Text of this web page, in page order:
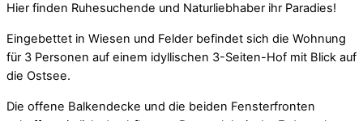
Hier finden Ruhesuchende und Naturliebhaber ihr Paradies!
Eingebettet in Wiesen und Felder befindet sich die Wohnung
für 3 Personen auf einem idyllischen 3-Seiten-Hof mit Blick auf
die Ostsee.
Die offene Balkendecke und die beiden Fensterfronten